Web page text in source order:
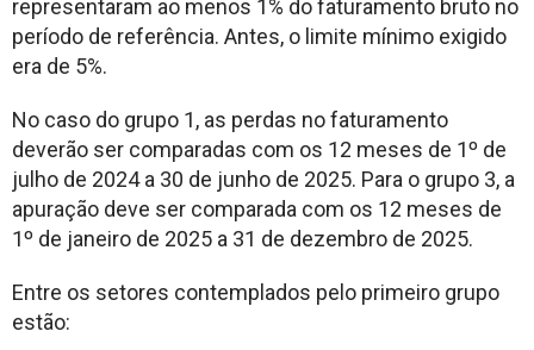
representaram ao menos 1% do faturamento bruto no
período de referência. Antes, o limite mínimo exigido
era de 5%.
No caso do grupo 1, as perdas no faturamento
deverão ser comparadas com os 12 meses de 1º de
julho de 2024 a 30 de junho de 2025. Para o grupo 3, a
apuração deve ser comparada com os 12 meses de
1º de janeiro de 2025 a 31 de dezembro de 2025.
Entre os setores contemplados pelo primeiro grupo
estão: